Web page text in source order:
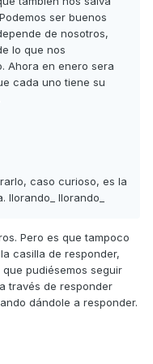
ser buenos
de nosotros,
lo que nos
Ahora en enero sera
cada uno tiene su
caso curioso, es la
llorando_
Pero es que tampoco
casilla de responder,
pudiésemos seguir
través de responder
dándole a responder.